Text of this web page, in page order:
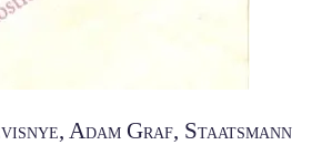
Adam Graf, Staatsmann